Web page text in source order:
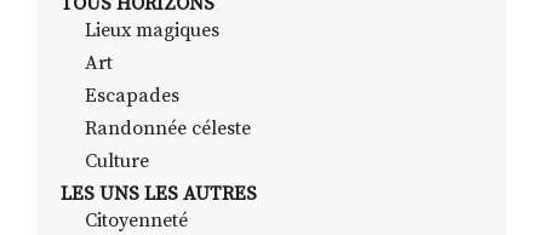
Lieux magiques
Art
Escapades
Randonnée céleste
Culture
LES UNS LES AUTRES
Citoyenneté